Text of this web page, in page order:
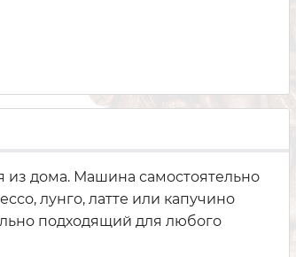
из дома. Машина самостоятельно
лунго, латте или капучино
подходящий для любого